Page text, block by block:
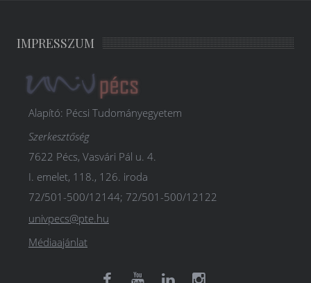
IMPRESSZUM
Alapító: Pécsi Tudományegyetem
Szerkesztőség
7622 Pécs, Vasvári Pál u. 4.
I. emelet, 118., 126. iroda
72/501-500/12144; 72/501-500/12122
univpecs@pte.hu
Médiaajánlat